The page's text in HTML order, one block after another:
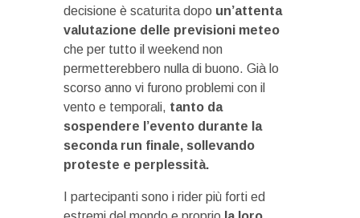
decisione è scaturita dopo un’attenta
valutazione delle previsioni meteo
che per tutto il weekend non
permetterebbero nulla di buono. Già lo
scorso anno vi furono problemi con il
vento e temporali, tanto da
sospendere l’evento durante la
seconda run finale, sollevando
proteste e perplessità.
I partecipanti sono i rider più forti ed